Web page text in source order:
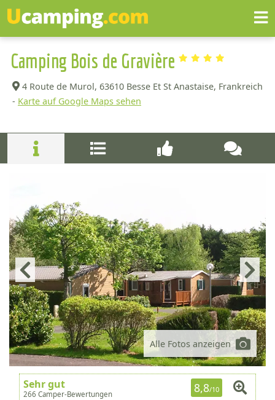
Camping Bois de Gravière
4 Route de Murol, 63610 Besse Et St Anastaise, Frankreich
- Karte auf Google Maps sehen
Alle Fotos anzeigen
Sehr gut
266 Camper-Bewertungen 8,8/10